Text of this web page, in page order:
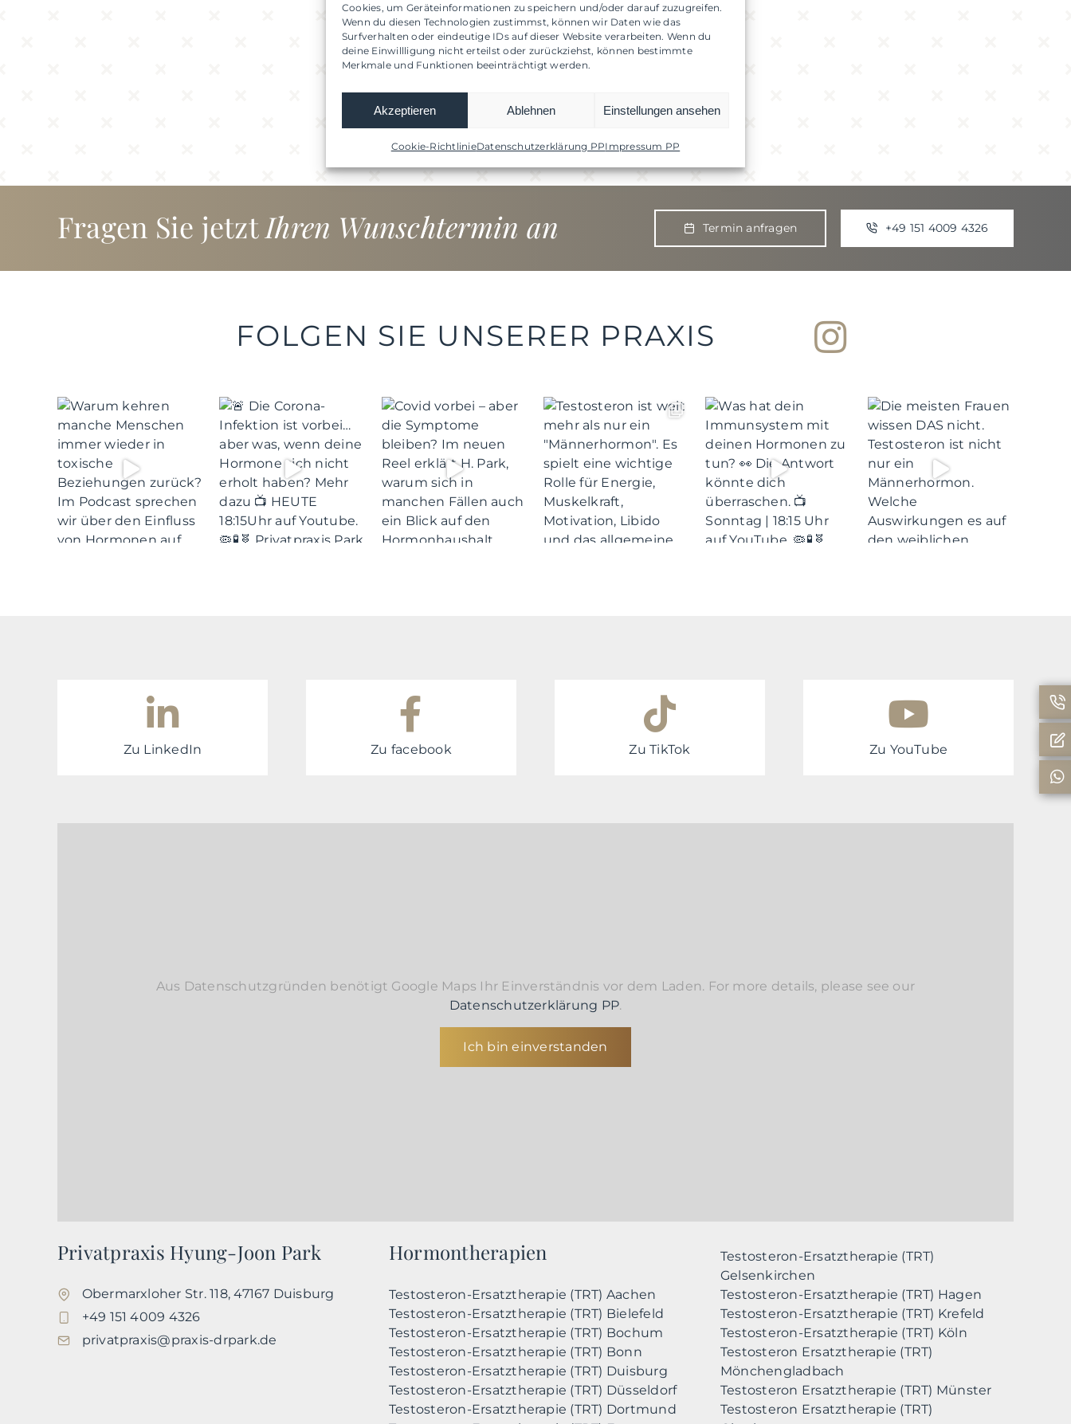
Cookies, um Geräteinformationen zu speichern und/oder darauf zuzugreifen.
Wenn du diesen Technologien zustimmst, können wir Daten wie das
Surfverhalten oder eindeutige IDs auf dieser Website verarbeiten. Wenn du
deine Einwillligung nicht erteilst oder zurückziehst, können bestimmte
Merkmale und Funktionen beeinträchtigt werden.
Akzeptieren Ablehnen Einstellungen ansehen
Cookie-RichtlinieDatenschutzerklärung PPImpressum PP
Schon ab 289 € inklusive Beratung
Fragen Sie jetzt Ihren Wunschtermin an Termin anfragen +49 151 4009 4326
FOLGEN SIE UNSERER PRAXIS
Zu LinkedIn Zu facebook Zu TikTok Zu YouTube
Aus Datenschutzgründen benötigt Google Maps Ihr Einverständnis vor dem Laden. For more details, please see our
Datenschutzerklärung PP.
Ich bin einverstanden
Privatpraxis Hyung-Joon Park
Obermarxloher Str. 118, 47167 Duisburg
+49 151 4009 4326
privatpraxis@praxis-drpark.de
Hormontherapien
Testosteron-Ersatztherapie (TRT) Aachen
Testosteron-Ersatztherapie (TRT) Bielefeld
Testosteron-Ersatztherapie (TRT) Bochum
Testosteron-Ersatztherapie (TRT) Bonn
Testosteron-Ersatztherapie (TRT) Duisburg
Testosteron-Ersatztherapie (TRT) Düsseldorf
Testosteron-Ersatztherapie (TRT) Dortmund
Testosteron-Ersatztherapie (TRT)
Gelsenkirchen
Testosteron-Ersatztherapie (TRT) Hagen
Testosteron-Ersatztherapie (TRT) Krefeld
Testosteron-Ersatztherapie (TRT) Köln
Testosteron Ersatztherapie (TRT)
Mönchengladbach
Testosteron Ersatztherapie (TRT) Münster
Testosteron Ersatztherapie (TRT)